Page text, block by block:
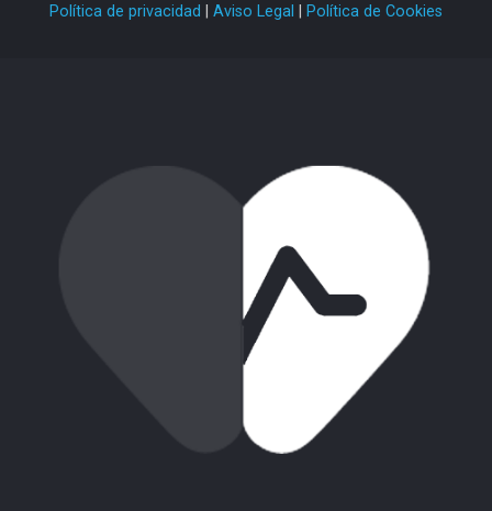
Política de privacidad | Aviso Legal | Política de Cookies